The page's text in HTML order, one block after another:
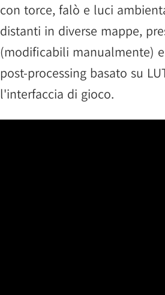
con torce, falò e luci
distanti in diverse mappe,
(modificabili manualmente)
post-processing basato su
l'interfaccia di gioco.